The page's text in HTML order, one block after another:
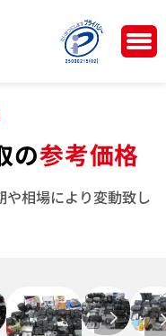
の参考価格
や相場により変動致し